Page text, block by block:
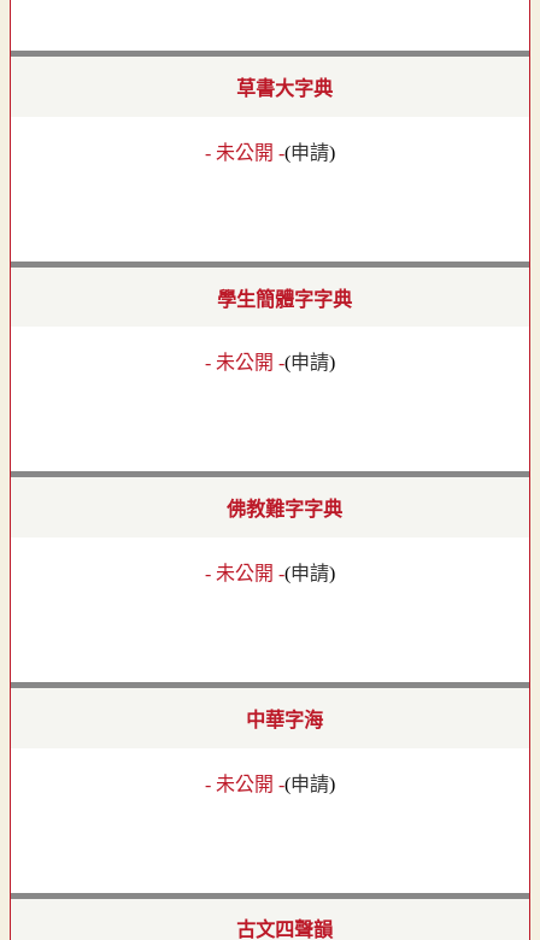
草書大字典
- 未公開 -(申請)
學生簡體字字典
- 未公開 -(申請)
佛教難字字典
- 未公開 -(申請)
中華字海
- 未公開 -(申請)
古文四聲韻